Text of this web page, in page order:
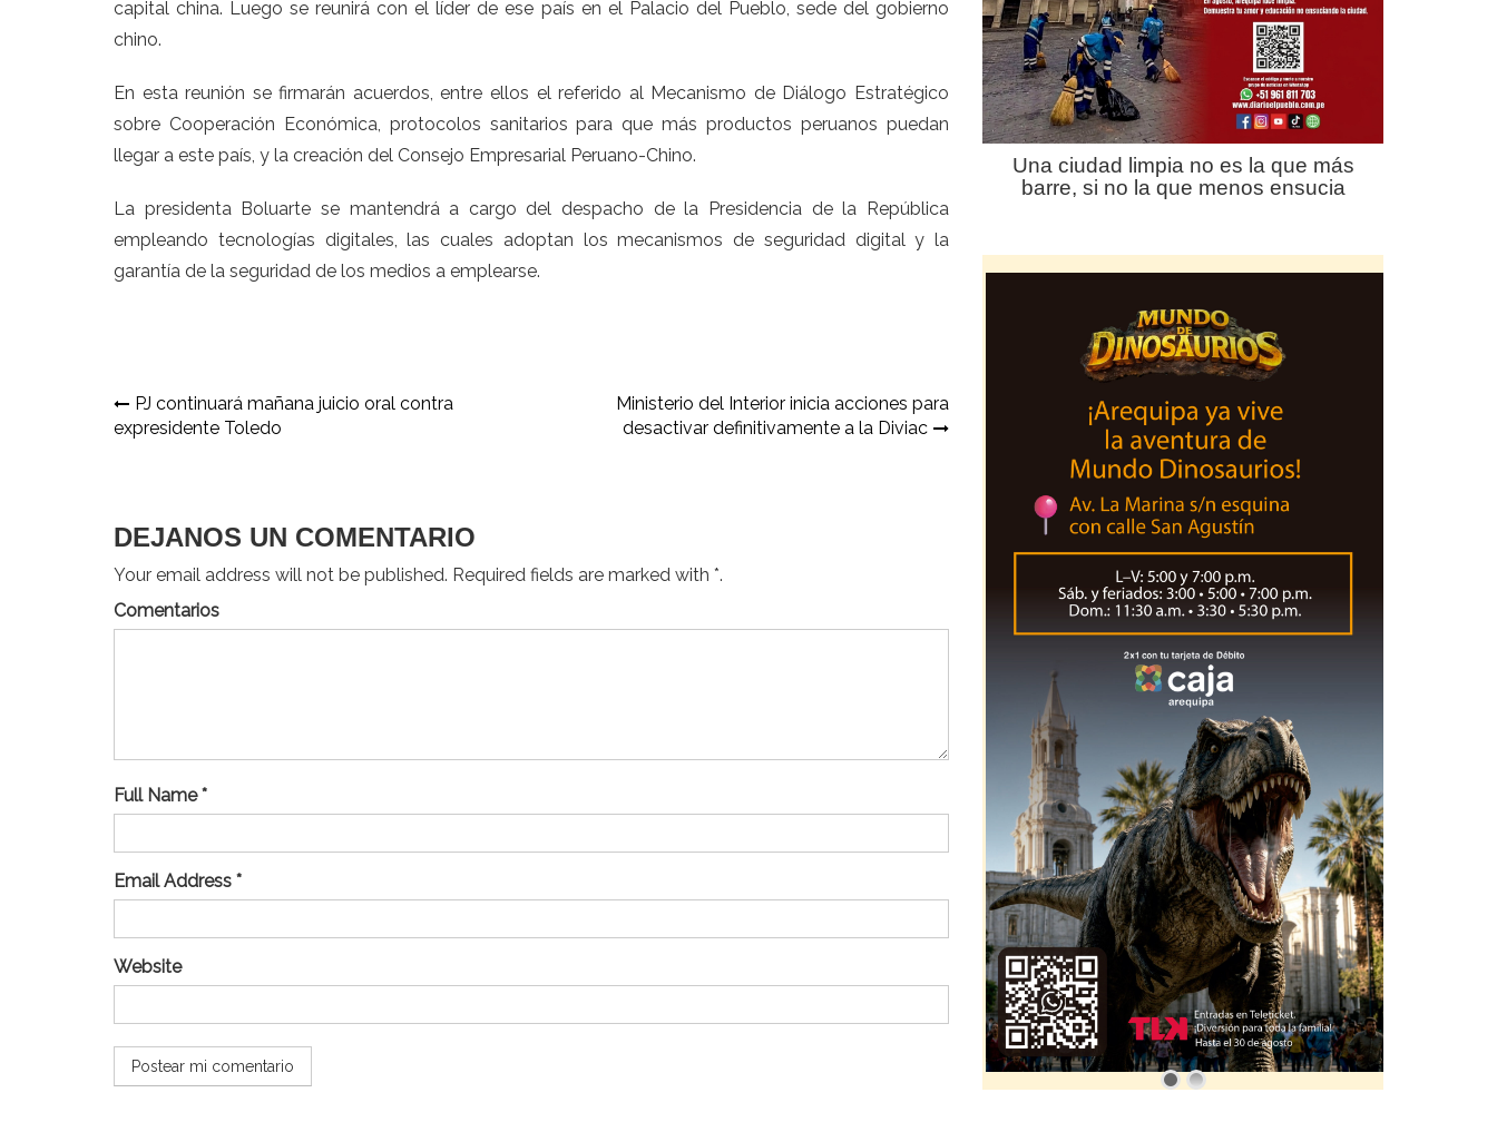
capital china. Luego se reunirá con el líder de ese país en el Palacio del Pueblo, sede del gobierno
chino.
En esta reunión se firmarán acuerdos, entre ellos el referido al Mecanismo de Diálogo Estratégico
sobre Cooperación Económica, protocolos sanitarios para que más productos peruanos puedan
llegar a este país, y la creación del Consejo Empresarial Peruano-Chino.
La presidenta Boluarte se mantendrá a cargo del despacho de la Presidencia de la República
empleando tecnologías digitales, las cuales adoptan los mecanismos de seguridad digital y la
garantía de la seguridad de los medios a emplearse.
Navegación
de
PJ continuará mañana juicio oral contra
expresidente Toledo
Ministerio del Interior inicia acciones para
desactivar definitivamente a la Diviac
DEJANOS UN COMENTARIO
Your email address will not be published. Required fields are marked with *.
Comentarios
Full Name *
Email Address *
Website
Una ciudad limpia no es la que más
barre, si no la que menos ensucia